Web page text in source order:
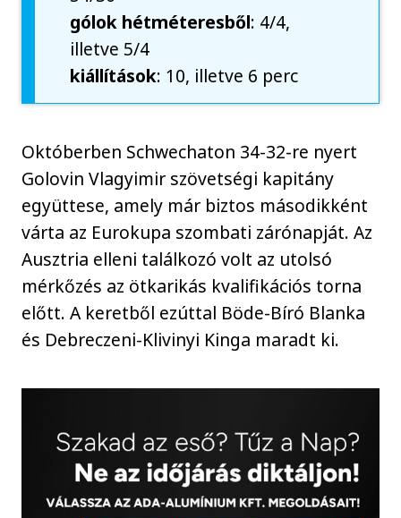
gólok hétméteresből: 4/4,
illetve 5/4
kiállítások: 10, illetve 6 perc
Októberben Schwechaton 34-32-re nyert
Golovin Vlagyimir szövetségi kapitány
együttese, amely már biztos másodikként
várta az Eurokupa szombati zárónapját. Az
Ausztria elleni találkozó volt az utolsó
mérkőzés az ötkarikás kvalifikációs torna
előtt. A keretből ezúttal Böde-Bíró Blanka
és Debreczeni-Klivinyi Kinga maradt ki.